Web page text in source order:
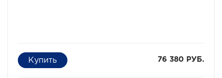
76 380 РУБ.